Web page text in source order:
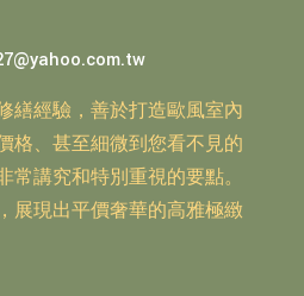
繕經驗，善於打造歐風室內
格、甚至細微到您看不見的
常講究和特別重視的要點。
展現出平價奢華的高雅極緻